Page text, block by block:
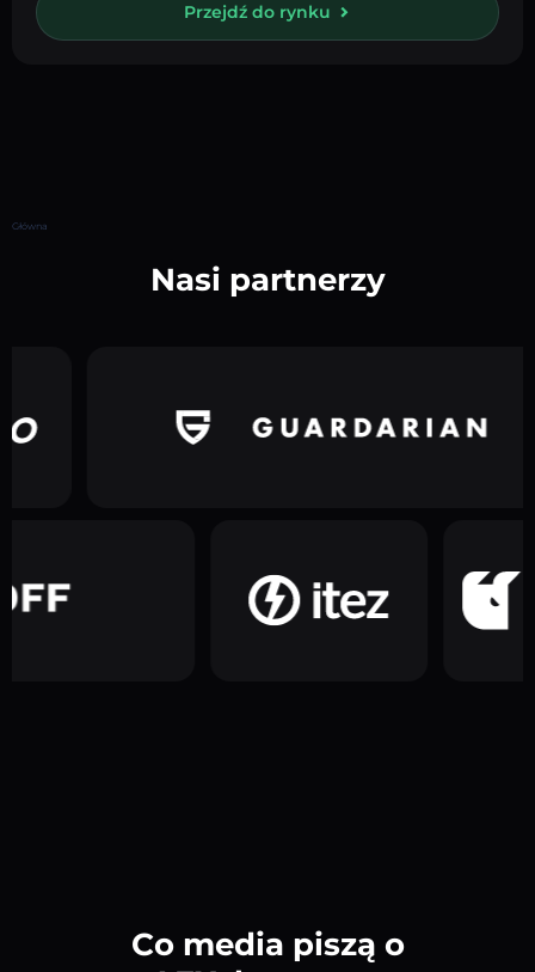
Przejdź do rynku
Główna
Nasi partnerzy
Co media piszą o